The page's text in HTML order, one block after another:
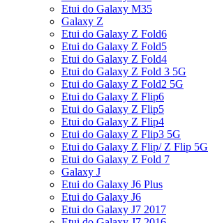
Etui do Galaxy M35
Galaxy Z
Etui do Galaxy Z Fold6
Etui do Galaxy Z Fold5
Etui do Galaxy Z Fold4
Etui do Galaxy Z Fold 3 5G
Etui do Galaxy Z Fold2 5G
Etui do Galaxy Z Flip6
Etui do Galaxy Z Flip5
Etui do Galaxy Z Flip4
Etui do Galaxy Z Flip3 5G
Etui do Galaxy Z Flip/ Z Flip 5G
Etui do Galaxy Z Fold 7
Galaxy J
Etui do Galaxy J6 Plus
Etui do Galaxy J6
Etui do Galaxy J7 2017